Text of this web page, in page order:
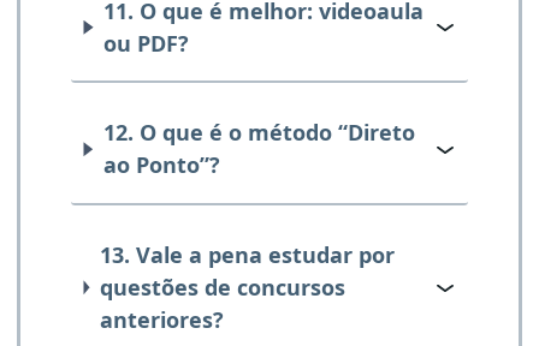
11. O que é melhor: videoaula
ou PDF?
12. O que é o método “Direto
ao Ponto”?
13. Vale a pena estudar por
questões de concursos
anteriores?